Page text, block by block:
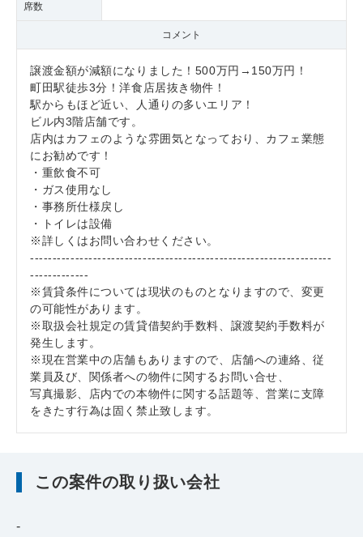
席数
コメント
譲渡金額が減額になりました！500万円→150万円！
町田駅徒歩3分！洋食店居抜き物件！
駅からもほど近い、人通りの多いエリア！
ビル内3階店舗です。
店内はカフェのような雰囲気となっており、カフェ業態
にお勧めです！
・重飲食不可
・ガス使用なし
・事務所仕様戻し
・トイレは設備
※詳しくはお問い合わせください。
-------------------------------------------------------------------
-------------
※賃貸条件については現状のものとなりますので、変更
の可能性があります。
※取扱会社規定の賃貸借契約手数料、譲渡契約手数料が
発生します。
※現在営業中の店舗もありますので、店舗への連絡、従
業員及び、関係者への物件に関するお問い合せ、
写真撮影、店内での本物件に関する話題等、営業に支障
をきたす行為は固く禁止致します。
この案件の取り扱い会社
-